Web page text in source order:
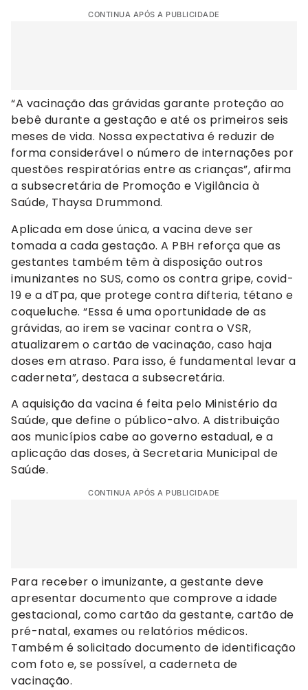
CONTINUA APÓS A PUBLICIDADE
“A vacinação das grávidas garante proteção ao
bebê durante a gestação e até os primeiros seis
meses de vida. Nossa expectativa é reduzir de
forma considerável o número de internações por
questões respiratórias entre as crianças”, afirma
a subsecretária de Promoção e Vigilância à
Saúde, Thaysa Drummond.
Aplicada em dose única, a vacina deve ser
tomada a cada gestação. A PBH reforça que as
gestantes também têm à disposição outros
imunizantes no SUS, como os contra gripe, covid-
19 e a dTpa, que protege contra difteria, tétano e
coqueluche. “Essa é uma oportunidade de as
grávidas, ao irem se vacinar contra o VSR,
atualizarem o cartão de vacinação, caso haja
doses em atraso. Para isso, é fundamental levar a
caderneta”, destaca a subsecretária.
A aquisição da vacina é feita pelo Ministério da
Saúde, que define o público-alvo. A distribuição
aos municípios cabe ao governo estadual, e a
aplicação das doses, à Secretaria Municipal de
Saúde.
CONTINUA APÓS A PUBLICIDADE
Para receber o imunizante, a gestante deve
apresentar documento que comprove a idade
gestacional, como cartão da gestante, cartão de
pré-natal, exames ou relatórios médicos.
Também é solicitado documento de identificação
com foto e, se possível, a caderneta de
vacinação.